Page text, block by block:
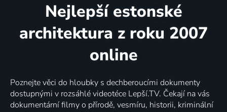
Nejlepší estonské
architektura z roku 2007
online
Poznejte věci do hloubky s dechberoucími dokumenty
dostupnými v rozsáhlé videotéce Lepší.TV. Čekají na vás
dokumentární filmy o přírodě, vesmíru, historii, kriminální